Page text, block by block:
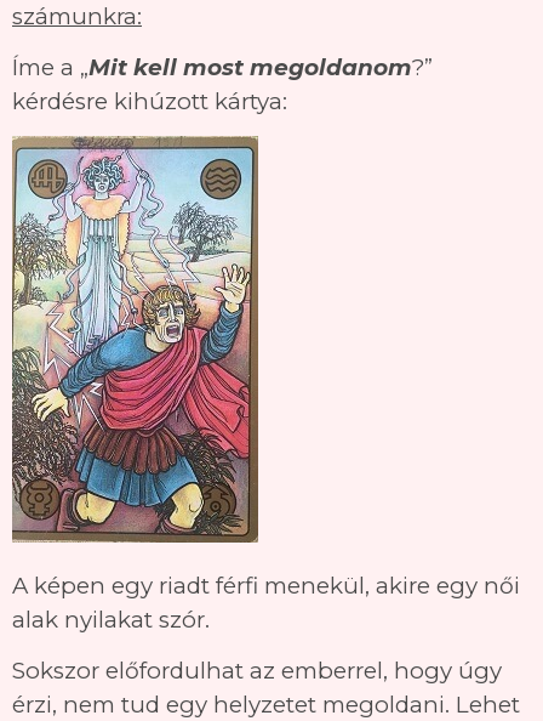
számunkra:
Íme a „Mit kell most megoldanom?”
kérdésre kihúzott kártya:
A képen egy riadt férfi menekül, akire egy női
alak nyilakat szór.
Sokszor előfordulhat az emberrel, hogy úgy
érzi, nem tud egy helyzetet megoldani. Lehet